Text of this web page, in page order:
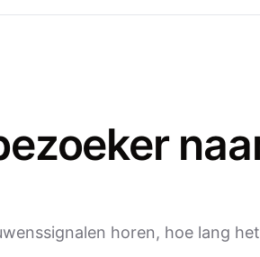
horen, hoe lang